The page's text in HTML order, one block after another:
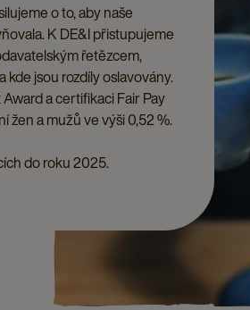
o to, aby naše
K DE&I přistupujeme
řetězcem,
kde jsou rozdíly oslavovány.
a certifikaci Fair Pay
a mužů ve výši 0,52 %.
do roku 2025.